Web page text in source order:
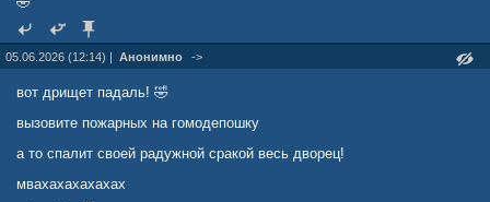
05.06.2026 (12:14) | Анонимно ->
вот дрищет падаль! 🤣
вызовите пожарных на гомодепошку
а то спалит своей радужной сракой весь дворец!
мвахахахахахах